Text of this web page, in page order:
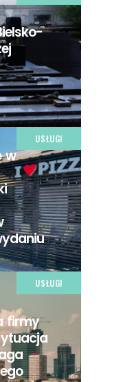
USŁUGI
w
USŁUGI
firmy